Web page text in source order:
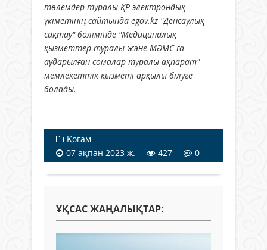
төлемдер туралы ҚР электрондық
үкіметінің сайтында egov.kz "Денсаулық
сақтау" бөлімінде "Медициналық
қызметтер туралы және МӘМС-ға
аударылған сомалар туралы ақпарат"
мемлекеттік қызметі арқылы білуге
болады.
Қоғам
07 ақпан 2023 ж.
427 0
ҰҚСАС ЖАҢАЛЫҚТАР: